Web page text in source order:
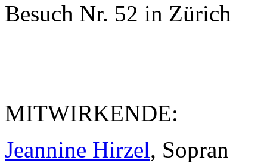
Besuch Nr. 52 in Zürich
MITWIRKENDE:
Jeannine Hirzel, Sopran